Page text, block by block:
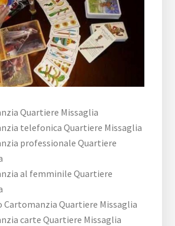
Quartiere Missaglia
telefonica Quartiere Missaglia
professionale Quartiere
al femminile Quartiere
Cartomanzia Quartiere Missaglia
carte Quartiere Missaglia